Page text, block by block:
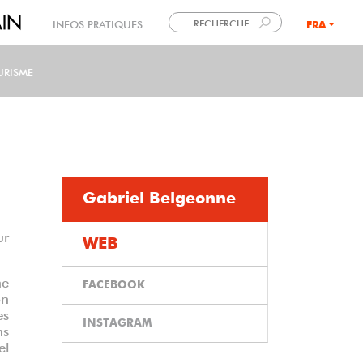
INFOS PRATIQUES FRA
Gabriel Belgeonne
WEB
FACEBOOK
INSTAGRAM